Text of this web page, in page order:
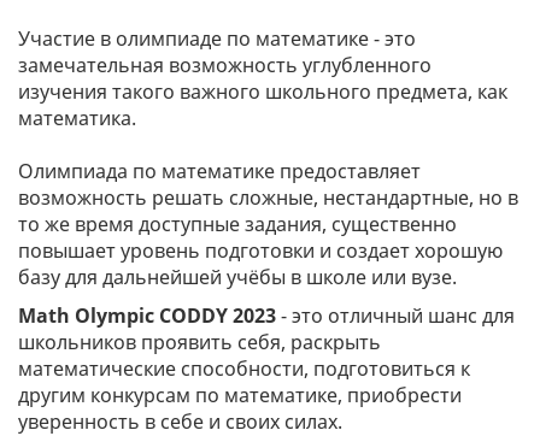
Участие в олимпиаде по математике - это
замечательная возможность углубленного
изучения такого важного школьного предмета, как
математика.
Олимпиада по математике предоставляет
возможность решать сложные, нестандартные, но в
то же время доступные задания, существенно
повышает уровень подготовки и создает хорошую
базу для дальнейшей учёбы в школе или вузе.
Math Olympic CODDY 2023- это отличный шанс для
школьников проявить себя, раскрыть
математические способности, подготовиться к
другим конкурсам по математике, приобрести
уверенность в себе и своих силах.